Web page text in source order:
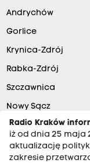
Andrychów
Gorlice
Krynica-Zdrój
Rabka-Zdrój
Szczawnica
Nowy Sącz
Radio Kraków
iż od dnia 25 maja
aktualizację
zakresie